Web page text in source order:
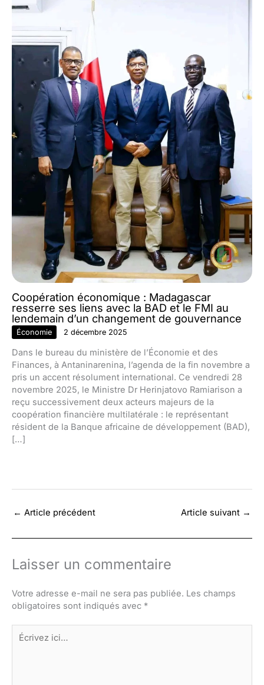
Coopération économique : Madagascar
resserre ses liens avec la BAD et le FMI au
lendemain d’un changement de gouvernance
Économie 2 décembre 2025
Dans le bureau du ministère de l’Économie et des
Finances, à Antaninarenina, l’agenda de la fin novembre a
pris un accent résolument international. Ce vendredi 28
novembre 2025, le Ministre Dr Herinjatovo Ramiarison a
reçu successivement deux acteurs majeurs de la
coopération financière multilatérale : le représentant
résident de la Banque africaine de développement (BAD),
[…]
← Article précédent Article suivant →
Laisser un commentaire
Votre adresse e-mail ne sera pas publiée. Les champs
obligatoires sont indiqués avec *
Écrivez
ici…